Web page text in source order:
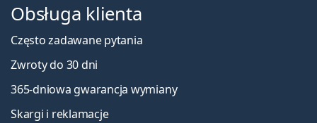
Obsługa klienta
Często zadawane pytania
Zwroty do 30 dni
365-dniowa gwarancja wymiany
Skargi i reklamacje